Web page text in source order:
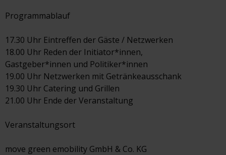
Programmablauf
17.30 Uhr Eintreffen der Gäste / Netzwerken
18.00 Uhr Reden der Initiator*innen,
Gastgeber*innen und Politiker*innen
19.00 Uhr Netzwerken mit Getränkeausschank
19.30 Uhr Catering und Grillen
21.00 Uhr Ende der Veranstaltung
Veranstaltungsort
move green emobility GmbH & Co. KG